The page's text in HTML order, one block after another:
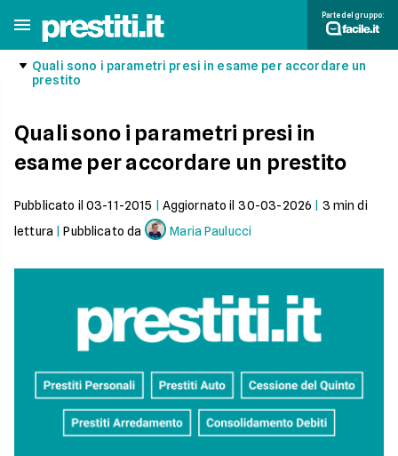
Parte del gruppo:
Quali sono i parametri presi in esame per accordare un
prestito
Quali sono i parametri presi in
esame per accordare un prestito
Pubblicato il 03-11-2015 Aggiornato il 30-03-2026 3 min di
lettura |Pubblicato da Maria Paulucci